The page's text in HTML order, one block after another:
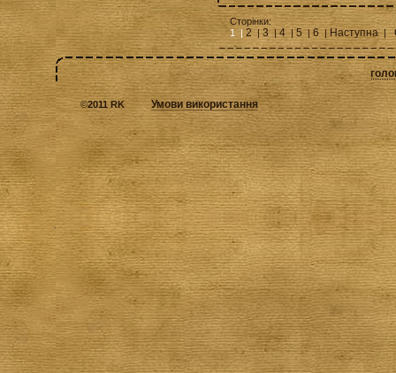
Сторінки:
1 | 2 |3|4 |5|6|Наступна|
©2011 RK Умови використання